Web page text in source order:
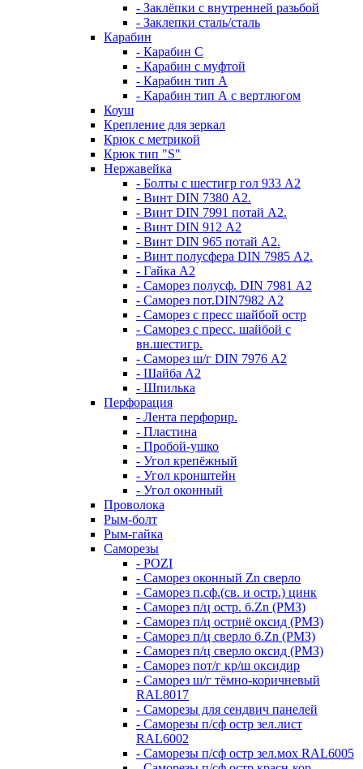
- Заклёпки с внутренней разьбой
- Заклепки сталь/сталь
Карабин
- Карабин С
- Карабин с муфтой
- Карабин тип А
- Карабин тип А с вертлюгом
Коуш
Крепление для зеркал
Крюк с метрикой
Крюк тип "S"
Нержавейка
- Болты с шестигр гол 933 А2
- Винт DIN 7380 А2.
- Винт DIN 7991 потай А2.
- Винт DIN 912 А2
- Винт DIN 965 потай А2.
- Винт полусфера DIN 7985 А2.
- Гайка А2
- Саморез полусф. DIN 7981 А2
- Саморез пот.DIN7982 А2
- Саморез с пресс шайбой остр
- Саморез с пресс. шайбой с
вн.шестигр.
- Саморез ш/г DIN 7976 А2
- Шайба А2
- Шпилька
Перфорация
- Лента перфорир.
- Пластина
- Пробой-ушко
- Угол крепёжный
- Угол кронштейн
- Угол оконный
Проволока
Рым-болт
Рым-гайка
Саморезы
- POZI
- Саморез оконный Zn сверло
- Саморез п.сф.(св. и остр.) цинк
- Саморез п/ц остр. б.Zn (РМЗ)
- Саморез п/ц остриё оксид (РМЗ)
- Саморез п/ц сверло б.Zn (РМЗ)
- Саморез п/ц сверло оксид (РМЗ)
- Саморез пот/г кр/ш оксидир
- Саморез ш/г тёмно-коричневый
RAL8017
- Саморезы для сендвич панелей
- Саморезы п/сф остр зел.лист
RAL6002
- Саморезы п/сф остр зел.мох RAL6005